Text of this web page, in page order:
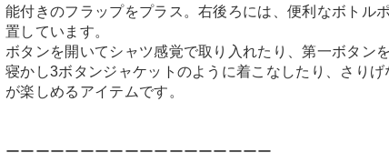
能付きのフラップをプラス。右後ろには、便利なボトル
置しています。
ボタンを開いてシャツ感覚で取り入れたり、第一ボタン
寝かし3ボタンジャケットのように着こなしたり、さりげ
が楽しめるアイテムです。
ーーーーーーーーーーーーーーーーーー